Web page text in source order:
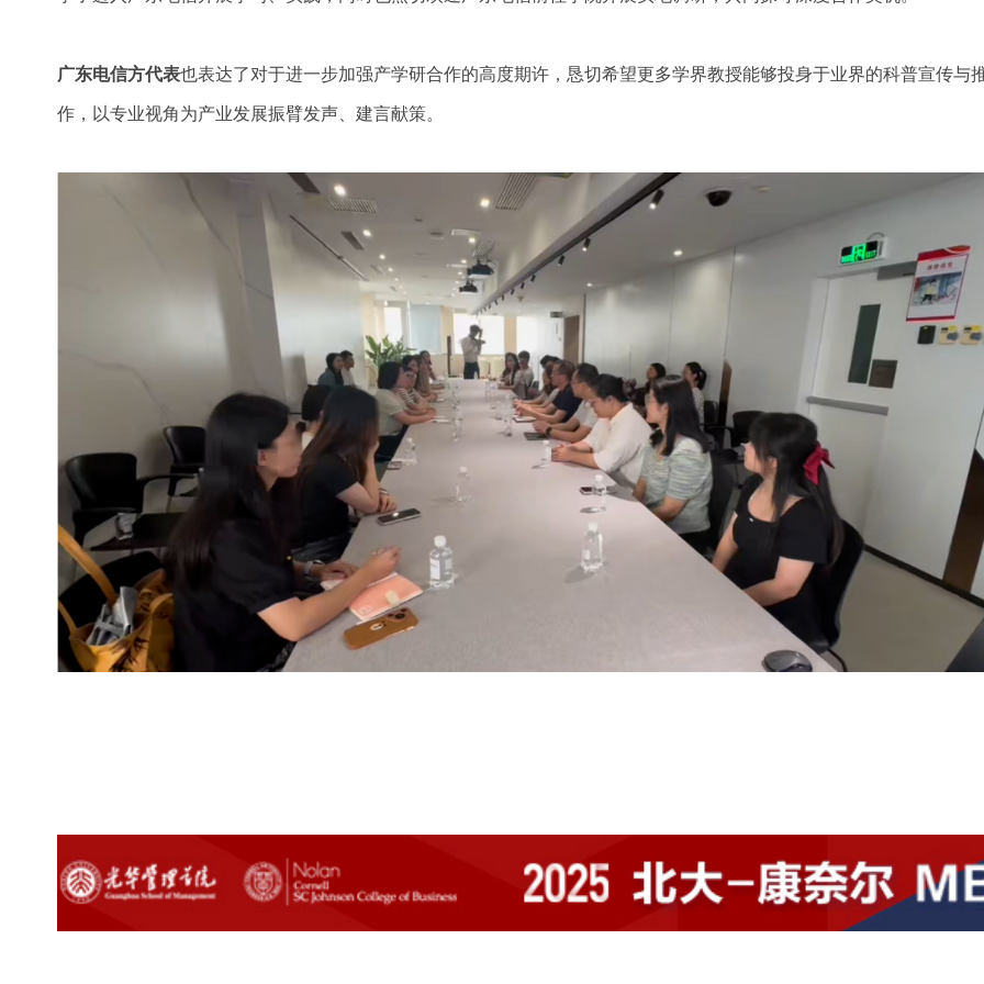
广东电信方代表也表达了对于进一步加强产学研合作的高度期许，恳切希望更多学界教授能够投身于业界的科普宣传与
作，以专业视角为产业发展振臂发声、建言献策。